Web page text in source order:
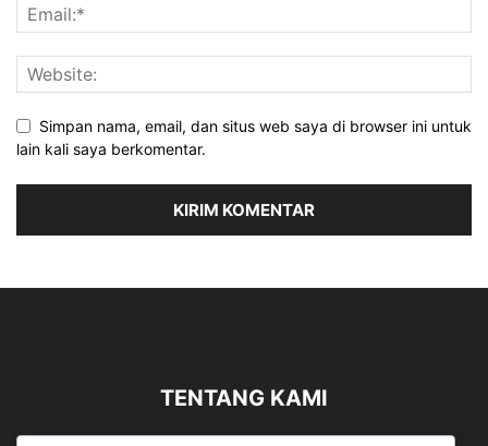
Simpan nama, email, dan situs web saya di browser ini untuk
lain kali saya berkomentar.
TENTANG KAMI